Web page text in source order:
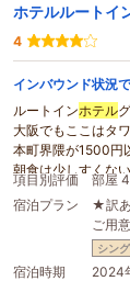
ホテルルートイ
4
インバウンド状況
ルートインホテル
大阪でもここはタ
本町界隈が1500円
朝食は少しすくな
朝食会場自体はい
項目別評価 部屋
宿泊プラン
★訳
ご用意
シン
宿泊時期
2024